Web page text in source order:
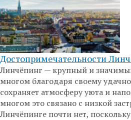
Достопримечательности
Линчёпинг — крупный и
многом благодаря своему
сохраняет атмосферу уюта и
многом это связано с низкой
Линчёпинге почти нет,